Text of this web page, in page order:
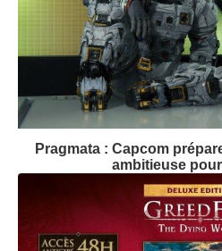
Pragmata : Capcom
ambitieuse